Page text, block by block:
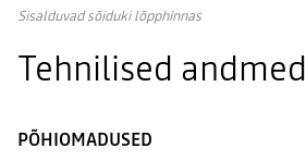
Sisalduvad sõiduki lõpphinnas
Tehnilised andmed
PÕHIOMADUSED